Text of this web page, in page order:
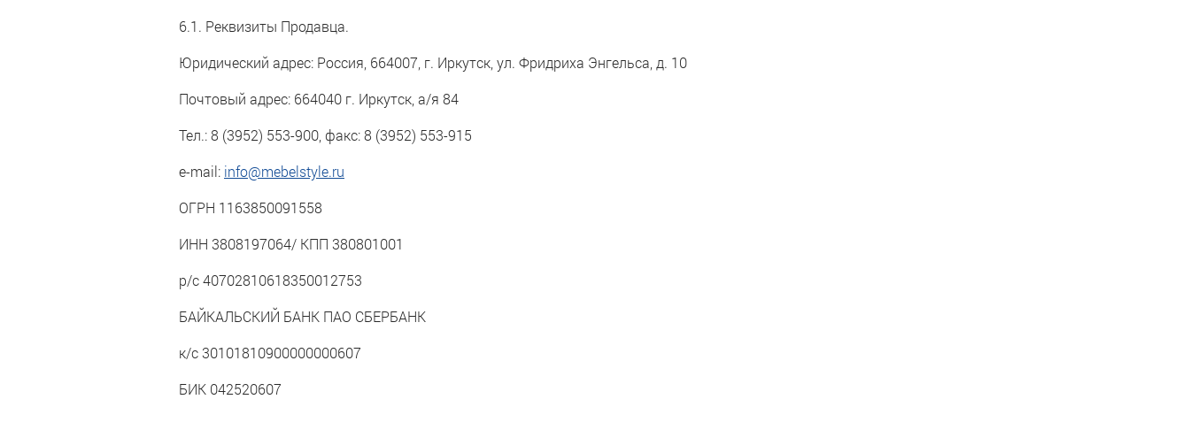
6.1. Реквизиты Продавца.
Юридический адрес: Россия, 664007, г. Иркутск, ул. Фридриха Энгельса, д. 10
Почтовый адрес: 664040 г. Иркутск, а/я 84
Тел.: 8 (3952) 553-900, факс: 8 (3952) 553-915
e-mail: info@mebelstyle.ru
ОГРН 1163850091558
ИНН 3808197064/ КПП 380801001
р/с 40702810618350012753
БАЙКАЛЬСКИЙ БАНК ПАО СБЕРБАНК
к/с 30101810900000000607
БИК 042520607